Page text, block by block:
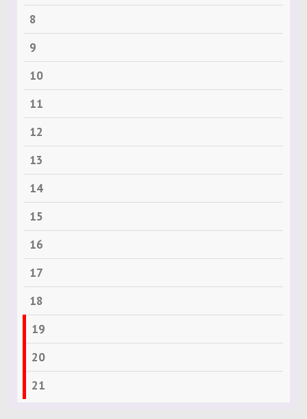
8
9
10
11
12
13
14
15
16
17
18
19
20
21